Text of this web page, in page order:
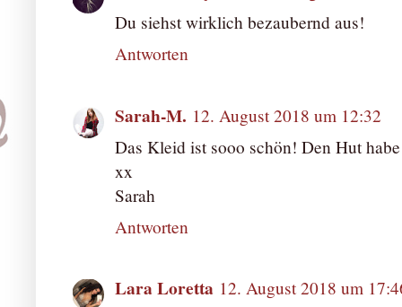
Du siehst wirklich bezaubernd aus!
Antworten
Sarah-M. 12. August 2018 um 12:32
Das Kleid ist sooo schön! Den Hut
xx
Sarah
Antworten
Lara Loretta 12. August 2018 um